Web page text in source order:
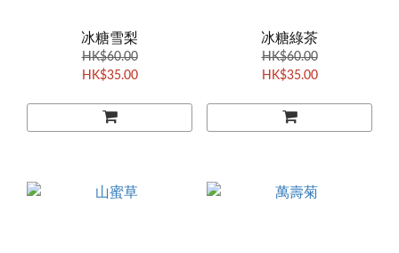
冰糖雪梨
HK$60.00
HK$35.00
冰糖綠茶
HK$60.00
HK$35.00